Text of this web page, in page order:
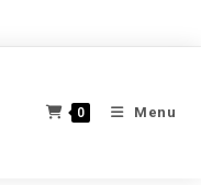
0 Menu